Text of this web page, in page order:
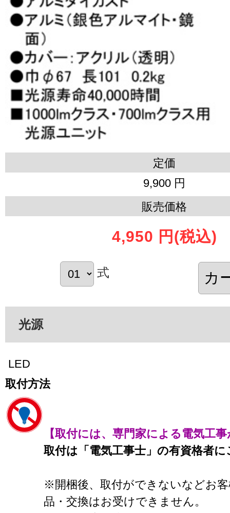
定価
9,900 円
販売価格
4,950 円 (税込)
式
光源
LED
取付方法
【取付には、専門家による電気工
取付は「電気工事士」の有資格者
※開梱後、取付ができないなどお
品・交換はお受けできません。